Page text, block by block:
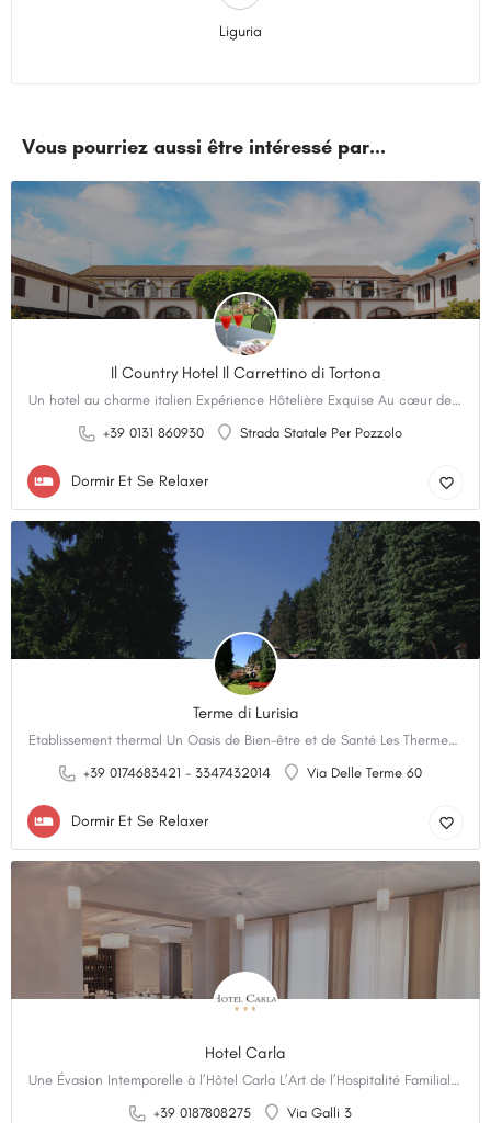
Liguria
Il Country Hotel Il Carrettino di Tortona
Un hotel au charme italien Expérience Hôtelière Exquise Au cœur de la région d’Alessandria en Italie,…
+39 0131 860930
Strada Statale Per Pozzolo
Dormir Et Se Relaxer
Terme di Lurisia
Etablissement thermal Un Oasis de Bien-être et de Santé Les Thermes de Lurisia, accréditées par le…
+39 0174683421 - 3347432014
Via Delle Terme 60
Dormir Et Se Relaxer
Hotel Carla
Une Évasion Intemporelle à l’Hôtel Carla L’Art de l’Hospitalité Familiale Depuis 1960 Depuis 1960,…
+39 0187808275
Via Galli 3